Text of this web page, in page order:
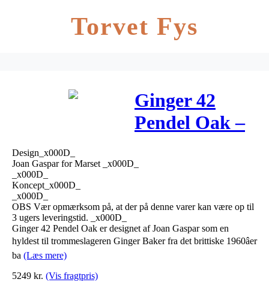
Torvet Fys
Ginger 42
Pendel Oak –
Design_x000D_
Joan Gaspar for Marset _x000D_
_x000D_
Koncept_x000D_
_x000D_
OBS Vær opmærksom på, at der på denne varer kan være op til
3 ugers leveringstid. _x000D_
Ginger 42 Pendel Oak er designet af Joan Gaspar som en
hyldest til trommeslageren Ginger Baker fra det brittiske 1960âer
ba (Læs mere)
5249 kr. (Vis fragtpris)